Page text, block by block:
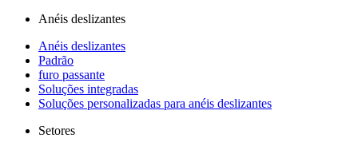
Anéis deslizantes
Anéis deslizantes
Padrão
furo passante
Soluções integradas
Soluções personalizadas para anéis deslizantes
Setores